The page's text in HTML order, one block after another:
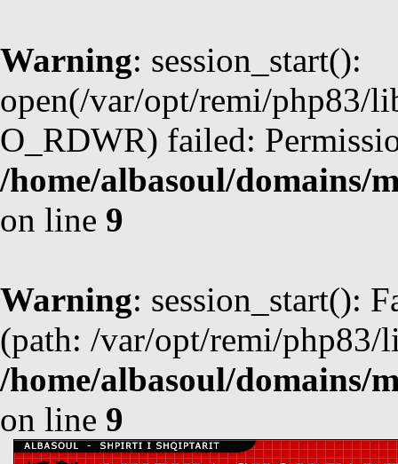
Warning: session_start():
open(/var/opt/remi/php83/
O_RDWR) failed:
/home/albasoul/domains/
on line 9
Warning: session_start():
(path: /var/opt/remi/php83/
/home/albasoul/domains/
on line 9